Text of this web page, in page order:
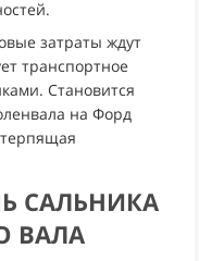
затраты ждут
транспортное
Становится
на Форд
САЛЬНИКА
ВАЛА